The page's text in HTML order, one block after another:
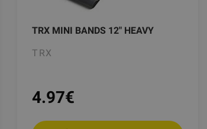
TRX MINI BANDS 12" HEAVY
TRX
4.97€